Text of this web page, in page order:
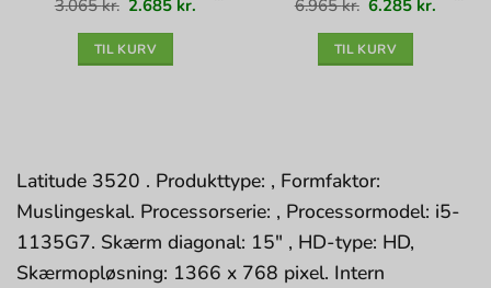
3.065kr. Den
oprindelige
pris
2.685 kr. Den
TIL KURV
6.965kr. Den
oprindelige
pris
6.285 kr. Den
TIL KURV
Latitude 3520 . Produkttype: , Formfaktor:
Muslingeskal. Processorserie: , Processormodel: i5-
1135G7. Skærm diagonal: 15″ , HD-type: HD,
Skærmopløsning: 1366 x 768 pixel. Intern